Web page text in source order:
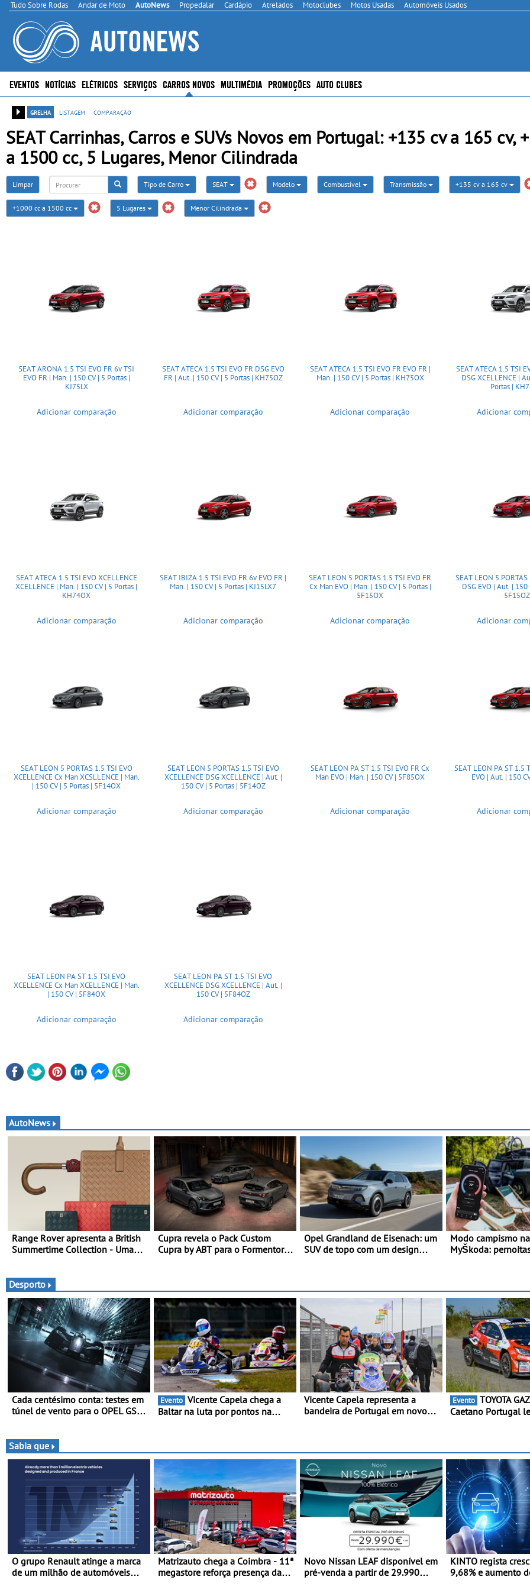
Tudo Sobre Rodas Andar de Moto AutoNews Propedalar Cardápio Atrelados Motoclubes Motos Usadas Automóveis Usados
EVENTOS NOTÍCIAS ELÉTRICOS SERVIÇOS CARROS NOVOS MULTIMÉDIA PROMOÇÕES AUTO CLUBES
grelha listagem comparação
SEAT Carrinhas, Carros e SUVs Novos em Portugal: +135 cv a 165 cv,
a 1500 cc, 5 Lugares, Menor Cilindrada
Limpar Tipo de Carro SEAT Modelo Combustível Transmissão +135 cv a 165 cv
+1000 cc a 1500 cc 5 Lugares Menor Cilindrada
SEAT ARONA 1.5 TSI EVO FR 6v TSI
EVO FR | Man. | 150 CV | 5 Portas |
KJ75LX
Adicionar comparação
SEAT ATECA 1.5 TSI EVO FR DSG EVO
FR | Aut. | 150 CV | 5 Portas | KH75OZ
Adicionar comparação
SEAT ATECA 1.5 TSI EVO FR EVO FR |
Man. | 150 CV | 5 Portas | KH75OX
Adicionar comparação
SEAT ATECA 1.5 TSI
DSG XCELLENCE |
Portas |
Adicionar
SEAT ATECA 1.5 TSI EVO XCELLENCE
XCELLENCE | Man. | 150 CV | 5 Portas |
KH74OX
Adicionar comparação
SEAT IBIZA 1.5 TSI EVO FR 6v EVO FR |
Man. | 150 CV | 5 Portas | KJ15LX7
Adicionar comparação
SEAT LEON 5 PORTAS 1.5 TSI EVO FR
Cx Man EVO | Man. | 150 CV | 5 Portas |
5F15OX
Adicionar comparação
SEAT LEON 5
DSG EVO | Aut. | 150
5F15OZ
Adicionar
SEAT LEON 5 PORTAS 1.5 TSI EVO
XCELLENCE Cx Man XCSLLENCE | Man.
| 150 CV | 5 Portas | 5F14OX
Adicionar comparação
SEAT LEON 5 PORTAS 1.5 TSI EVO
XCELLENCE DSG XCELLENCE | Aut. |
150 CV | 5 Portas | 5F14OZ
Adicionar comparação
SEAT LEON PA ST 1.5 TSI EVO FR Cx
Man EVO | Man. | 150 CV | 5F85OX
Adicionar comparação
SEAT LEON PA ST 1.5
EVO | Aut. | 150
Adicionar
SEAT LEON PA ST 1.5 TSI EVO
XCELLENCE Cx Man XCELLENCE | Man.
| 150 CV | 5F84OX
Adicionar comparação
SEAT LEON PA ST 1.5 TSI EVO
XCELLENCE DSG XCELLENCE | Aut. |
150 CV | 5F84OZ
Adicionar comparação
AutoNews
Range Rover apresenta a British
Summertime Collection - Uma
momentos culturais da época de
verão britânica
Cupra revela o Pack Custom
Cupra by ABT para o Formentor e
Opel Grandland de Eisenach: um
SUV de topo com um design
Modo campismo
MyŠkoda:
Desporto
Cada centésimo conta: testes em
túnel de vento para o OPEL GSE
equilíbrio, a eficiência e a
afinação do veículo
Evento
Baltar na luta por pontos na
de regressar ao pódio
Vicente Capela representa a
bandeira de Portugal em novo
de Kart, em Teruel
Evento
Caetano Portugal
Sabia que
O grupo Renault atinge a marca
de um milhão de automóveis
Matrizauto chega a Coimbra - 11ª
megastore reforça presença da
Novo Nissan LEAF disponível em
pré-venda a partir de 29.990
KINTO regista
9,68% e aumento